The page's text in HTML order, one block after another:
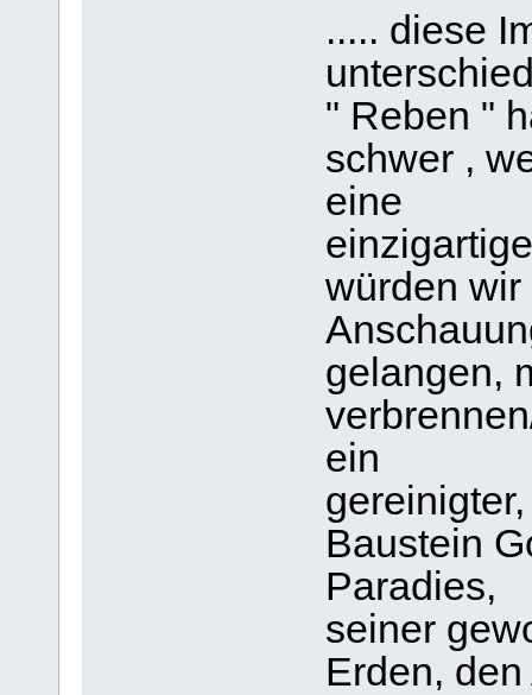
..... diese
" Reben "
schwer ,
eine
würden
gelangen,
ein
Baustein
Paradies,
seiner
Erden,